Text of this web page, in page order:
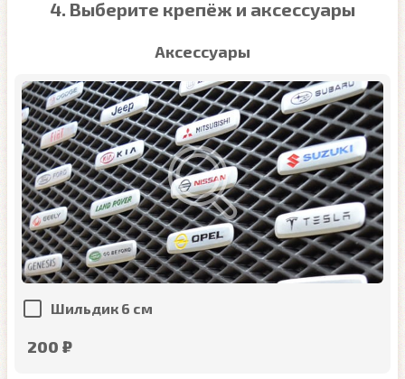
4. Выберите крепёж и аксессуары
Аксессуары
Шильдик 6 см
200 ₽